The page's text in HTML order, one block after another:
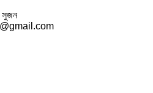
সুজন